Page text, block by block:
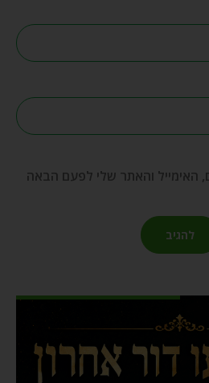
והאתר שלי לפעם הבאה